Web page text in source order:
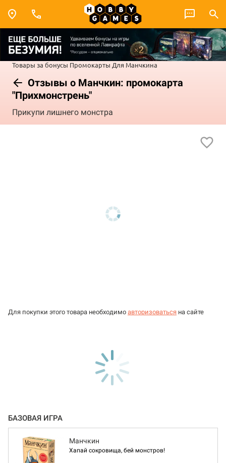
Товары за бонусы Промокарты Для Манчкина
Отзывы о Манчкин: промокарта
"Прихмонстрень"
Прикупи лишнего монстра
Для покупки этого товара необходимо авторизоваться на сайте
БАЗОВАЯ ИГРА
Манчкин
Хапай сокровища, бей монстров!